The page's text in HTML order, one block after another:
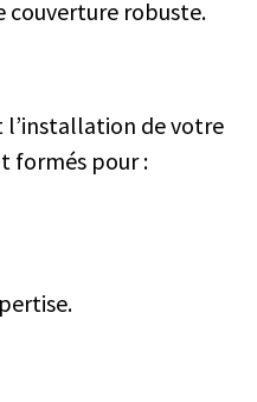
couverture robuste.
de votre
formés pour :